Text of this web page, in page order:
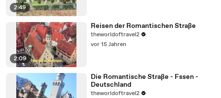
2:49
2:09
Reisen der Romantischen Straße
theworldoftravel2
vor 15 Jahren
Die Romantische Straße - Fssen -
Deutschland
theworldoftravel2